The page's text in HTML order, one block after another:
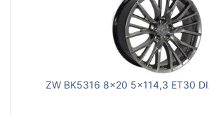
ZW BK5316 8x20 5x114,3 ET30